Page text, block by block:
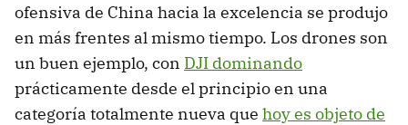
ofensiva de China hacia la excelencia se produjo
en más frentes al mismo tiempo. Los drones son
un buen ejemplo, con DJI dominando
prácticamente desde el principio en una
categoría totalmente nueva que hoy es objeto de